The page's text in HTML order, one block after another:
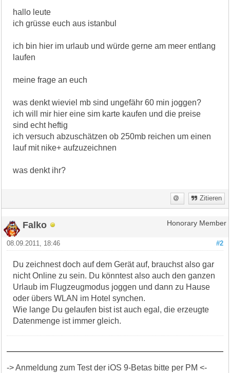
hallo leute
ich grüsse euch aus istanbul
ich bin hier im urlaub und würde gerne am meer entlang
laufen
meine frage an euch
was denkt wieviel mb sind ungefähr 60 min joggen?
ich will mir hier eine sim karte kaufen und die preise
sind echt heftig
ich versuch abzuschätzen ob 250mb reichen um einen
lauf mit nike+ aufzuzeichnen
was denkt ihr?
Zitieren
Falko Honorary Member
#2
08.09.2011, 18:46
Du zeichnest doch auf dem Gerät auf, brauchst also gar
nicht Online zu sein. Du könntest also auch den ganzen
Urlaub im Flugzeugmodus joggen und dann zu Hause
oder übers WLAN im Hotel synchen.
Wie lange Du gelaufen bist ist auch egal, die erzeugte
Datenmenge ist immer gleich.
-> Anmeldung zum Test der iOS 9-Betas bitte per PM <-